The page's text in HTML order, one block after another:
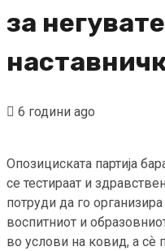
за
6 години ago
Опозициската партија
се тестираат и
потруди да го
воспитниот и
во услови на ковид, а сѐ